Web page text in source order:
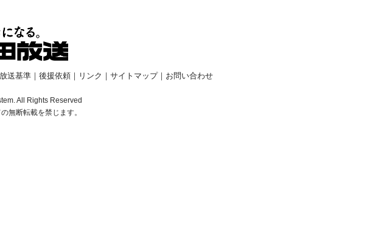
放送基準｜ 後援依頼｜ リンク ｜ サイトマップ｜ お問い合わせ
All Rights Reserved
無断転載を禁じます。